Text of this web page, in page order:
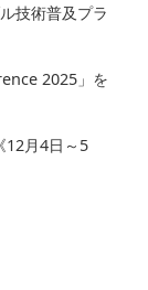
技術普及プラ
2025」を
12月4日～5